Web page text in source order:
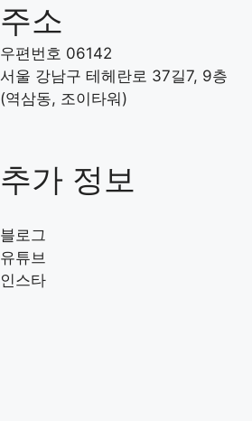
주소
우편번호 06142
서울 강남구 테헤란로 37길7, 9층
(역삼동, 조이타워)
추가 정보
블로그
유튜브
인스타